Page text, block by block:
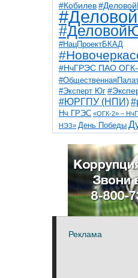
#Кобилев
#НацПроектБКАД
#НчГРЭС ПАО
#Эксперт Юг
#ЮРГПУ (НПИ)
Нч ГРЭС «ОГК-2» –
НЭЗ» День Победы
НчГРЭС
благоустройство
детидороги казаки
общественная палата
спорт театр
Реклама